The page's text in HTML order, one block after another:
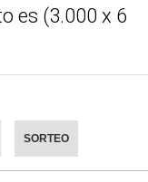
es (3.000 x 6
SORTEO